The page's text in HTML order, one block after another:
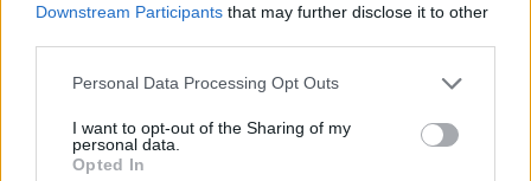
Downstream Participants that may further disclose it to other
Personal Data Processing Opt Outs
I want to opt-out of the Sharing of my
personal data.
Opted In
Edição nº 957